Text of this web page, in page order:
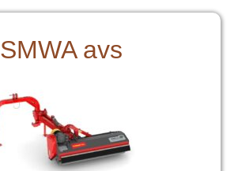
SMWA avs